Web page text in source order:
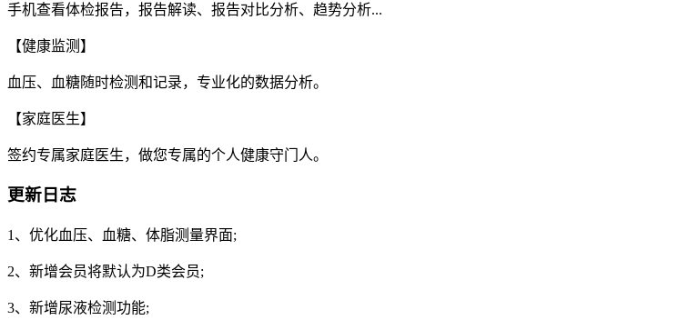
手机查看体检报告，报告解读、报告对比分析、趋势分析...
【健康监测】
血压、血糖随时检测和记录，专业化的数据分析。
【家庭医生】
签约专属家庭医生，做您专属的个人健康守门人。
更新日志
1、优化血压、血糖、体脂测量界面;
2、新增会员将默认为D类会员;
3、新增尿液检测功能;